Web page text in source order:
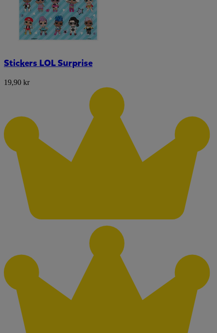
Stickers LOL Surprise
19,90 kr